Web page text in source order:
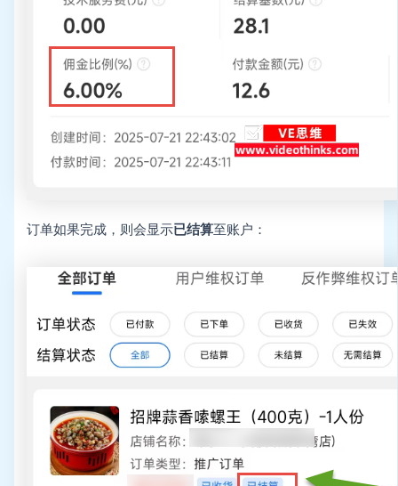
订单如果完成，则会显示已结算至账户：